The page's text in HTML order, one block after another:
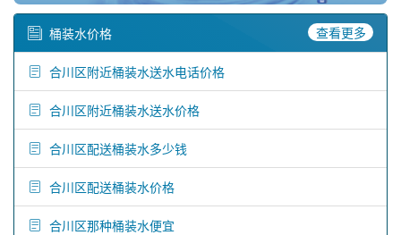
桶装水价格 查看更多
合川区附近桶装水送水电话价格
合川区附近桶装水送水价格
合川区配送桶装水多少钱
合川区配送桶装水价格
合川区那种桶装水便宜